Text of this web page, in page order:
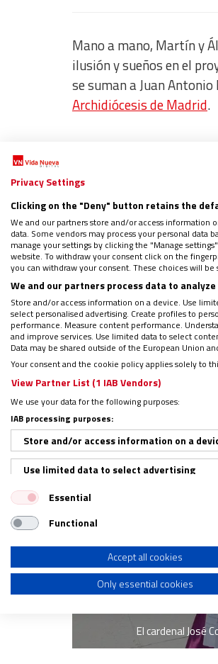
Mano a mano, Martín y
ilusión y sueños en el
se suman a Juan
Archidiócesis de Madrid.
En su alocución,
nuestros criterios más
caridad cristiana no
distancias”, expresaron.
Es más, aseguraron que
gritos del Dios que sigue
samaritana y fraterna”.
El cardenal José
Privacy Settings
Clicking on the "Deny" button retains the
We and our partners store and/or access information
data. Some vendors may process your personal data
manage your settings by clicking the "Manage
website. To withdraw your consent click on the
you can withdraw your consent. These choices will
We and our partners process data to
Store and/or access information on a device. Use
select personalised advertising. Create profiles to
performance. Measure content performance.
and improve services. Use limited data to select
Data may be shared outside of the European Union
Your consent and the cookie policy applies solely to
View Partner List (1 IAB Vendors)
We use your data for the following purposes:
IAB processing purposes:
Store and/or access information on a
Use limited data to select advertising
Create profiles for personalised advertising
Use profiles to select personalised
Create profiles to personalise content
Use profiles to select personalised content
Measure advertising performance
Measure content performance
Essential
Functional
Accept all cookies
Only essential cookies